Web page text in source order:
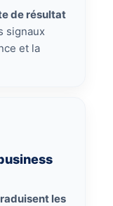
de résultat
signaux
et la
les